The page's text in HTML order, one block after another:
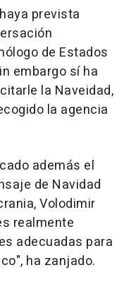
prevista
de Estados
embargo sí ha
la Naveidad,
la agencia
además el
de Navidad
Volodimir
realmente
adecuadas para
ha zanjado.